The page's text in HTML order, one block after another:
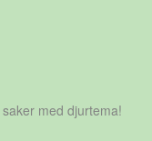
med djurtema!